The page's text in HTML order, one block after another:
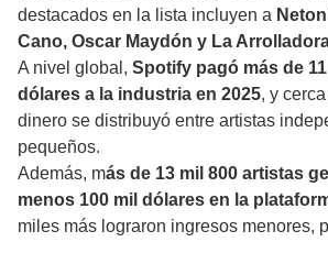
destacados en la lista incluyen a
Cano, Oscar Maydón y La
A nivel global, Spotify pagó más de
dólares a la industria en 2025, y
dinero se distribuyó entre artistas
pequeños.
Además, más de 13 mil 800 artistas
menos 100 mil dólares en la
miles más lograron ingresos menores,